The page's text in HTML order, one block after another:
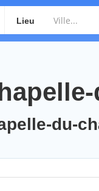
Lieu
du-